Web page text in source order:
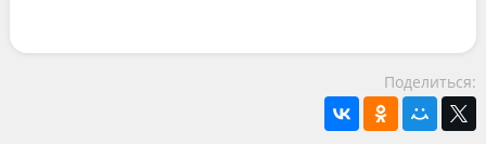
Поделиться: